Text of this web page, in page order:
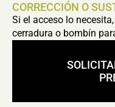
CORRECCIÓN O
Si el acceso lo
cerradura o bombín